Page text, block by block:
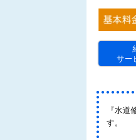
サー
『水
す。